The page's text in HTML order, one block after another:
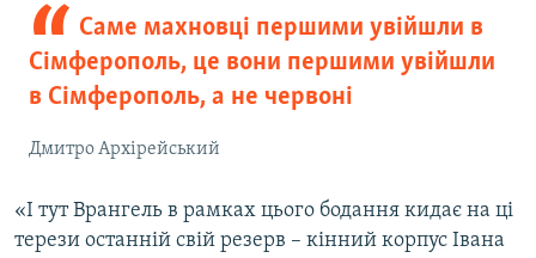
Саме махновці першими увійшли в
Сімферополь, це вони першими увійшли
в Сімферополь, а не червоні
Дмитро Архірейський
«І тут Врангель в рамках цього бодання кидає на ці
терези останній свій резерв – кінний корпус Івана